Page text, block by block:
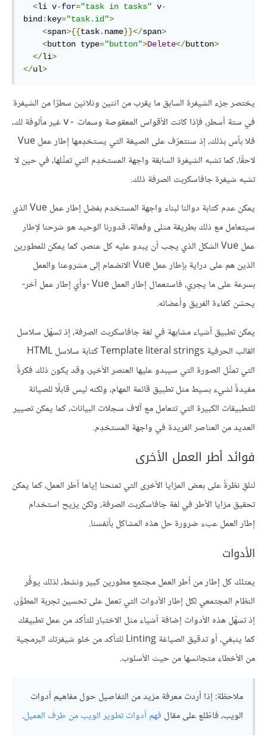
<li v-for="task in tasks" v-
bind : key="task.id">
<span>{{task. name}}</span>
<button type="button">Delete</button>
</li>
</ul>
يختصر جزء الشيفرة السابق ما يقرب من اثنين وثلاثين سطرًا من الشيفرة
في ستة أسطر، فإذا كانت الأقواس المعقوصة وسمات v-‎ غير مألوفة لك،
فلا بأس بذلك، إذ سنتعرّف على الصيغة التي يستخدِمها إطار عمل Vue
لاحقًا، كما تشبه الشيفرة السابقة واجهة المستخدِم التي تمثِّلها، في حين لا
تشبه شيفرة جافاسكربت الصرفة ذلك.
يمكن عدم كتابة دوالنا لبناء واجهة المستخدم بفضل إطار عمل Vue الذي
سيتعامل مع ذلك بطريقة مثلى وفعالة، فدورنا الوحيد هو شرحنا لإطار
عمل Vue الشكل الذي يجب أن يبدو عليه كل عنصر، كما يمكن للمطورين
الذين هم على دراية بإطار عمل Vue الانضمام إلى مشروعنا والعمل
بسرعة على ما يجري، فاستعمال إطار العمل Vue -وأي إطار عمل آخر-
يحسّن كفاءة الفريق وأعضائه.
يمكن تطبيق أشياء مشابهة في لغة جافاسكربت الصرفة، إذ تسهّل سلاسل
القالب الحرفية Template literal strings كتابة سلاسل HTML
التي تمثِّل الصورة التي سيبدو عليها العنصر الأخير، وقد يكون ذلك فكرةً
مفيدةً لشيء بسيط مثل تطبيق قائمة المهام، ولكنه ليس قابلًا للصيانة
للتطبيقات الكبيرة التي تتعامل مع آلاف سجلات البيانات، كما يمكن تصيير
العديد من العناصر الفريدة في واجهة المستخدِم.
فوائد أطر العمل الأخرى
لنلقِ نظرةً على بعض المزايا الأخرى التي تمنحنا إياها أطر العمل، كما يمكن
تحقيق مزايا الأطر في لغة جافاسكربت الصرفة، ولكن يزيح استخدام
إطار العمل عبء ضرورة حل هذه المشاكل بأنفسنا.
الأدوات
يمتلك كل إطار من أطر العمل مجتمع مطورين كبير ونشط، لذلك يوفِّر
النظام المجتمعي لكل إطار الأدوات التي تعمل على تحسين تجربة المطوِّر،
إذ تسهّل هذه الأدوات إضافة أشياء مثل الاختبار للتأكد من عمل تطبيقك
كما ينبغي، أو تدقيق الصياغة Linting للتأكد من خلو شيفرتك البرمجية
من الأخطاء متجانسها من حيث الأسلوب.
ملاحظة: إذا أردت معرفة مزيد من التفاصيل حول مفاهيم أدوات
الويب، فاطّلع على مقال فهم أدوات تطوير الويب من طرف العميل.